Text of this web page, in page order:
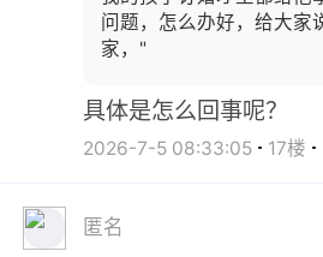
问题，怎么办好，给大家
家，"
具体是怎么回事呢？
2026-7-5 08:33:05 17楼
匿名